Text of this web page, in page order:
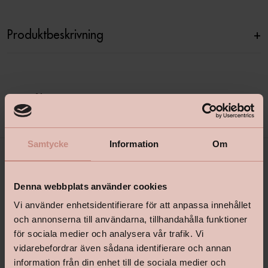
Samtycke Information Om
Denna webbplats använder cookies
Vi använder enhetsidentifierare för att anpassa innehållet
och annonserna till användarna, tillhandahålla funktioner
för sociala medier och analysera vår trafik. Vi
vidarebefordrar även sådana identifierare och annan
information från din enhet till de sociala medier och
Produktbeskrivning +
Specifikationer +
shop@happyhomes.se